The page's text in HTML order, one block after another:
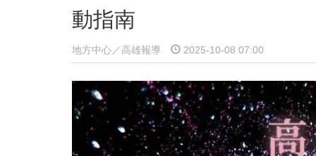
動指南
地方中心／高雄報導 2025-10-08 07:00